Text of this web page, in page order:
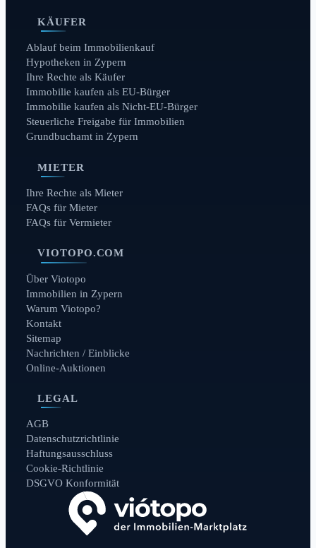
KÄUFER
Ablauf beim Immobilienkauf
Hypotheken in Zypern
Ihre Rechte als Käufer
Immobilie kaufen als EU-Bürger
Immobilie kaufen als Nicht-EU-Bürger
Steuerliche Freigabe für Immobilien
Grundbuchamt in Zypern
MIETER
Ihre Rechte als Mieter
FAQs für Mieter
FAQs für Vermieter
VIOTOPO.COM
Über Viotopo
Immobilien in Zypern
Warum Viotopo?
Kontakt
Sitemap
Nachrichten / Einblicke
Online-Auktionen
LEGAL
AGB
Datenschutzrichtlinie
Haftungsausschluss
Cookie-Richtlinie
DSGVO Konformität